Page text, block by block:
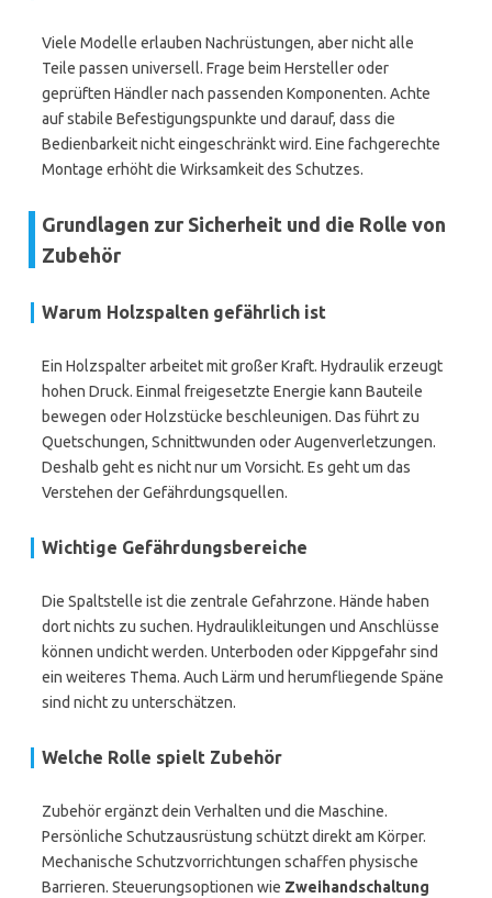
Viele Modelle erlauben Nachrüstungen, aber nicht alle
Teile passen universell. Frage beim Hersteller oder
geprüften Händler nach passenden Komponenten. Achte
auf stabile Befestigungspunkte und darauf, dass die
Bedienbarkeit nicht eingeschränkt wird. Eine fachgerechte
Montage erhöht die Wirksamkeit des Schutzes.
Grundlagen zur Sicherheit und die Rolle von
Zubehör
Warum Holzspalten gefährlich ist
Ein Holzspalter arbeitet mit großer Kraft. Hydraulik erzeugt
hohen Druck. Einmal freigesetzte Energie kann Bauteile
bewegen oder Holzstücke beschleunigen. Das führt zu
Quetschungen, Schnittwunden oder Augenverletzungen.
Deshalb geht es nicht nur um Vorsicht. Es geht um das
Verstehen der Gefährdungsquellen.
Wichtige Gefährdungsbereiche
Die Spaltstelle ist die zentrale Gefahrzone. Hände haben
dort nichts zu suchen. Hydraulikleitungen und Anschlüsse
können undicht werden. Unterboden oder Kippgefahr sind
ein weiteres Thema. Auch Lärm und herumfliegende Späne
sind nicht zu unterschätzen.
Welche Rolle spielt Zubehör
Zubehör ergänzt dein Verhalten und die Maschine.
Persönliche Schutzausrüstung schützt direkt am Körper.
Mechanische Schutzvorrichtungen schaffen physische
Barrieren. Steuerungsoptionen wie Zweihandschaltung